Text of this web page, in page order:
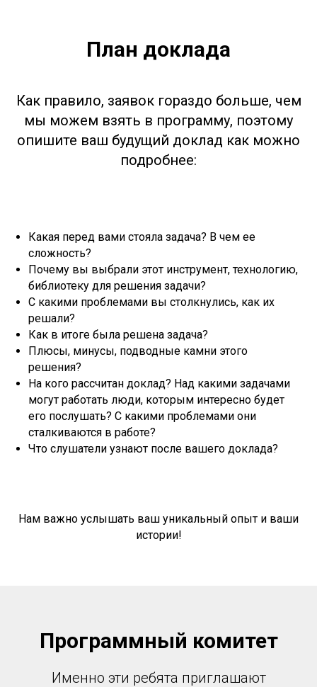
План доклада
Как правило, заявок гораздо больше, чем
мы можем взять в программу, поэтому
опишите ваш будущий доклад как можно
подробнее:
Какая перед вами стояла задача? В чем ее
сложность?
Почему вы выбрали этот инструмент, технологию,
библиотеку для решения задачи?
С какими проблемами вы столкнулись, как их
решали?
Как в итоге была решена задача?
Плюсы, минусы, подводные камни этого
решения?
На кого рассчитан доклад? Над какими задачами
могут работать люди, которым интересно будет
его послушать? С какими проблемами они
сталкиваются в работе?
Что слушатели узнают после вашего доклада?
Нам важно услышать ваш уникальный опыт и ваши
истории!
Программный комитет
Именно эти ребята приглашают